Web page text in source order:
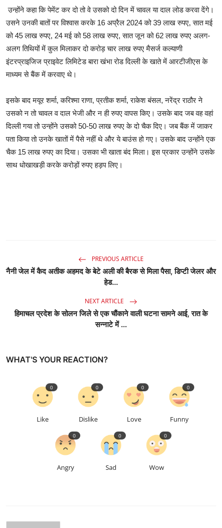
उन्होंने कहा कि पेमेंट कर दो तो वे उसको दो दिन में चावल या दाल लोड करवा देंगे।
उसने उनकी बातों पर विश्वास करके 16 अप्रैल 2024 को 39 लाख रुपए, सात मई
को 45 लाख रुपए, 24 मई को 58 लाख रुपए, सात जून को 62 लाख रुपए अलग-
अलग तिथियों में कुल मिलाकर दो करोड़ चार लाख रुपए मैसर्ज कल्याणी
इंटरप्राइजिज प्राइवेट लिमिटेड बारा खंभा रोड दिल्ली के खाते में आरटीजीएस के
माध्यम से बैंक में करवाए थे।
इसके बाद मयूर शर्मा, करिश्मा राणा, प्रतीक शर्मा, राकेश बंसल, नरेंद्र राठौर ने
उसको न तो चावल व दाल भेजी और न ही रुपए वापस किए। उसके बाद जब वह वहां
दिल्ली गया तो उन्होंने उसको 50-50 लाख रुपए के दो चैक दिए। जब बैंक में जाकर
पता किया तो उनके खातों में पैसे नहीं थे और ये बाउंस हो गए। उसके बाद उन्होंने एक
चैक 15 लाख रुपए का दिया। उसका भी खाता बंद मिला। इस प्रकार उन्होंने उसके
साथ धोखाखड़ी करके करोड़ों रुपए हड़प लिए।
PREVIOUS ARTICLE
नैनी जेल में कैद अतीक अहमद के बेटे अली की बैरक से मिला पैसा, डिप्‍टी जेलर और
हेड...
NEXT ARTICLE
हिमाचल प्रदेश के सोलन जिले से एक चौंकाने वाली घटना सामने आई, रात के
सन्नाटे में ...
WHAT'S YOUR REACTION?
Like
0
Dislike
0
Love
0
Funny
0
Angry
0
Sad
0
Wow
0